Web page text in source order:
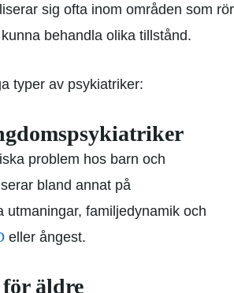
sig ofta inom områden som rör
behandla olika tillstånd.
typer av psykiatriker:
problem hos barn och
bland annat på
utmaningar, familjedynamik och
eller ångest.
äldre